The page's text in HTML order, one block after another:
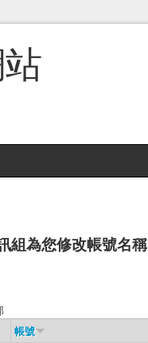
組為您修改帳號名稱
帳號